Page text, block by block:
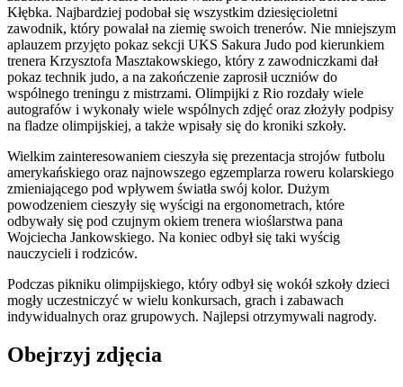
Kłębka. Najbardziej podobał się wszystkim dziesięcioletni
zawodnik, który powalał na ziemię swoich trenerów. Nie mniejszym
aplauzem przyjęto pokaz sekcji UKS Sakura Judo pod kierunkiem
trenera Krzysztofa Masztakowskiego, który z zawodniczkami dał
pokaz technik judo, a na zakończenie zaprosił uczniów do
wspólnego treningu z mistrzami. Olimpijki z Rio rozdały wiele
autografów i wykonały wiele wspólnych zdjęć oraz złożyły podpisy
na fladze olimpijskiej, a także wpisały się do kroniki szkoły.
Wielkim zainteresowaniem cieszyła się prezentacja strojów futbolu
amerykańskiego oraz najnowszego egzemplarza roweru kolarskiego
zmieniającego pod wpływem światła swój kolor. Dużym
powodzeniem cieszyły się wyścigi na ergonometrach, które
odbywały się pod czujnym okiem trenera wioślarstwa pana
Wojciecha Jankowskiego. Na koniec odbył się taki wyścig
nauczycieli i rodziców.
Podczas pikniku olimpijskiego, który odbył się wokół szkoły dzieci
mogły uczestniczyć w wielu konkursach, grach i zabawach
indywidualnych oraz grupowych. Najlepsi otrzymywali nagrody.
Obejrzyj zdjęcia